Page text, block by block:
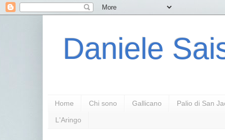
Daniele
Home Chi sono Gallicano Palio di San
L'Aringo